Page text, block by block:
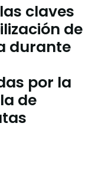
claves
de
durante
por la
de